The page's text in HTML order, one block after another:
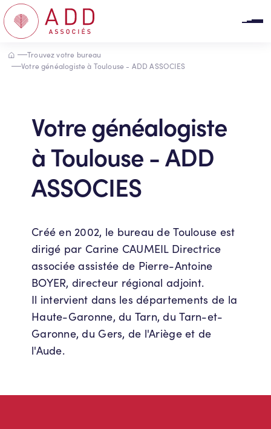
AccueilTrouvez votre bureau
Votre généalogiste à Toulouse - ADD ASSOCIES
Votre généalogiste
à Toulouse - ADD
ASSOCIES
Créé en 2002, le bureau de Toulouse est
dirigé par Carine CAUMEIL Directrice
associée assistée de Pierre-Antoine
BOYER, directeur régional adjoint.
Il intervient dans les départements de la
Haute-Garonne, du Tarn, du Tarn-et-
Garonne, du Gers, de l'Ariège et de
l'Aude.
Panneau de gestion des cookies